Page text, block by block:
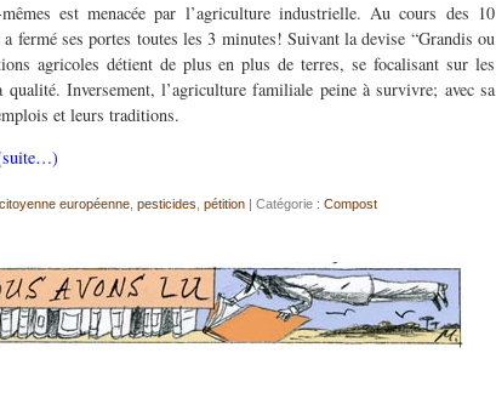
est menacée par l’agriculture industrielle. Au cours des 10
fermé ses portes toutes les 3 minutes! Suivant la devise “Grandis ou
agricoles détient de plus en plus de terres, se focalisant sur les
Inversement, l’agriculture familiale peine à survivre; avec sa
et leurs traditions.
européenne, pesticides pétition| Catégorie : Compost